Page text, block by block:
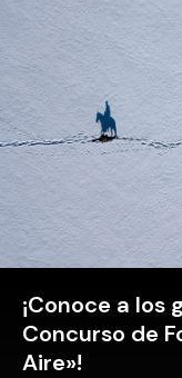
¡Conoce a
Concurso de
Aire»!